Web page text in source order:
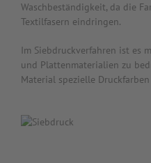
Waschbeständigkeit, da die
Textilfasern eindringen.
Im Siebdruckverfahren ist es
und Plattenmaterialien zu
Material spezielle